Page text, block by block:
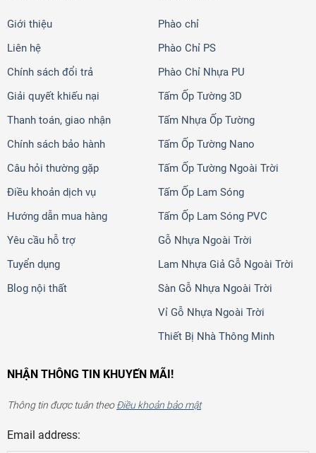
Giới thiệu
Liên hệ
Chính sách đổi trả
Giải quyết khiếu nại
Thanh toán, giao nhận
Chính sách bảo hành
Câu hỏi thường gặp
Điều khoản dịch vụ
Hướng dẫn mua hàng
Yêu cầu hỗ trợ
Tuyển dụng
Blog nội thất
Phào chỉ
Phào Chỉ PS
Phào Chỉ Nhựa PU
Tấm Ốp Tường 3D
Tấm Nhựa Ốp Tường
Tấm Ốp Tường Nano
Tấm Ốp Tường Ngoài Trời
Tấm Ốp Lam Sóng
Tấm Ốp Lam Sóng PVC
Gỗ Nhựa Ngoài Trời
Lam Nhựa Giả Gỗ Ngoài Trời
Sàn Gỗ Nhựa Ngoài Trời
Vỉ Gỗ Nhựa Ngoài Trời
Thiết Bị Nhà Thông Minh
NHẬN THÔNG TIN KHUYẾN MÃI!
Thông tin được tuân theoĐiều khoản bảo mật
Email address: